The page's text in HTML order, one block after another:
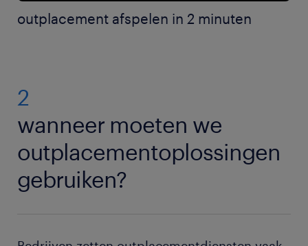
outplacement afspelen in 2 minuten
2
wanneer moeten we
outplacementoplossingen
gebruiken?